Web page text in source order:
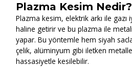
Plazma Kesim Nedir?
Plazma kesim, elektrik arkı ile
haline getirir ve bu plazma ile
yapar. Bu yöntemle hem siyah
çelik, alüminyum gibi iletken
hassasiyetle kesilebilir.